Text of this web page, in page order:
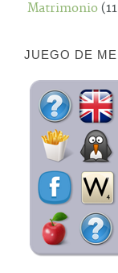
Matrimonio
JUEGO DE